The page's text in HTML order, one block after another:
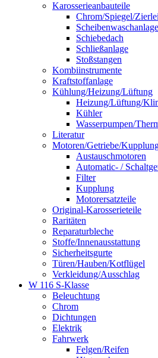
Karosserieanbauteile
Chrom/Spiegel/
Scheibenwaschanlage
Schiebedach
Schließanlage
Stoßstangen
Kombiinstrumente
Kraftstoffanlage
Kühlung/Heizung/Lüftung
Heizung/Lüftung/
Kühler
Wasserpumpen/
Literatur
Motoren/Getriebe/
Austauschmotoren
Automatic- /
Filter
Kupplung
Motorersatzteile
Original-Karosserieteile
Raritäten
Reparaturbleche
Stoffe/Innenausstattung
Sicherheitsgurte
Türen/Hauben/Kotflügel
Verkleidung/Ausschlag
W 116 S-Klasse
Beleuchtung
Chrom
Dichtungen
Elektrik
Fahrwerk
Felgen/Reifen